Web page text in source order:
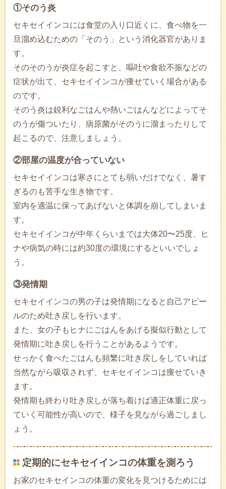
①そのう炎
セキセイインコには食堂の入り口近くに、食べ物を一
旦溜め込むための「そのう」という消化器官がありま
す。
そのそのうが炎症を起こすと、嘔吐や食欲不振などの
症状が出て、セキセイインコが痩せていく場合がある
のです。
そのう炎は鋭利なごはんや熱いごはんなどによってそ
のうが傷ついたり、病原菌がそのうに溜まったりして
起こるので、注意しましょう。
②部屋の温度が合っていない
セキセイインコは寒さにとても弱いだけでなく、暑す
ぎるのも苦手な生き物です。
室内を適温に保ってあげないと体調を崩してしまいま
す。
セキセイインコが中年くらいまでは大体20〜25度、ヒ
ナや病気の時には約30度の環境にするといいでしょ
う。
③発情期
セキセイインコの男の子は発情期になると自己アピー
ルのため吐き戻しを行います。
また、女の子もヒナにごはんをあげる擬似行動として
発情期に吐き戻しを行うことがあるようです。
せっかく食べたごはんも頻繁に吐き戻しをしていれば
当然ながら吸収されず、セキセイインコは痩せていき
ます。
発情期も終わり吐き戻しが落ち着けば適正体重に戻っ
ていく可能性が高いので、様子を見ながら過ごしまし
ょう。
定期的にセキセイインコの体重を測ろう
お家のセキセインコの体重の変化を見つけるためには